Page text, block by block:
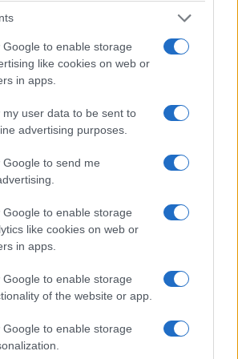
Google to enable storage
like cookies on web or
in apps.
my user data to be sent to
advertising purposes.
to send me
Google to enable storage
like cookies on web or
in apps.
Google to enable storage
of the website or app.
Google to enable storage
lanciato dalle
Villani
di 16 anni morto dopo essersi
è giallo. ROMA Ragazzo di 16
essersi lanciato dalle scale. Il
→